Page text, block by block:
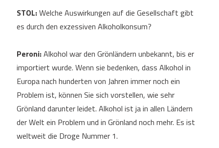
STOL:Welche Auswirkungen auf die Gesellschaft gibt
es durch den exzessiven Alkoholkonsum?
Peroni:Alkohol war den Grönländern unbekannt, bis er
importiert wurde. Wenn sie bedenken, dass Alkohol in
Europa nach hunderten von Jahren immer noch ein
Problem ist, können Sie sich vorstellen, wie sehr
Grönland darunter leidet. Alkohol ist ja in allen Ländern
der Welt ein Problem und in Grönland noch mehr. Es ist
weltweit die Droge Nummer 1.